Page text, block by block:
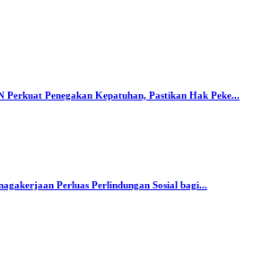
Penegakan Kepatuhan, Pastikan Hak Peke...
Perluas Perlindungan Sosial bagi...